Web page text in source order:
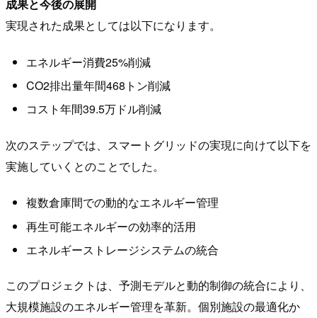
成果と今後の展開
実現された成果としては以下になります。
エネルギー消費25%削減
CO2排出量年間468トン削減
コスト年間39.5万ドル削減
次のステップでは、スマートグリッドの実現に向けて以下を
実施していくとのことでした。
複数倉庫間での動的なエネルギー管理
再生可能エネルギーの効率的活用
エネルギーストレージシステムの統合
このプロジェクトは、予測モデルと動的制御の統合により、
大規模施設のエネルギー管理を革新。個別施設の最適化か